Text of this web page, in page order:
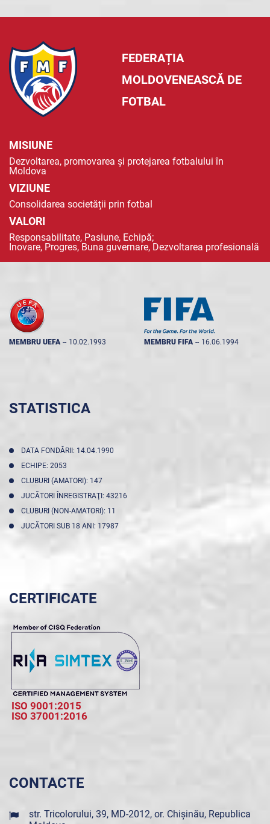
FEDERAȚIA
MOLDOVENEASCĂ DE
FOTBAL
MISIUNE
Dezvoltarea, promovarea și protejarea fotbalului în
Moldova
VIZIUNE
Consolidarea societății prin fotbal
VALORI
Responsabilitate, Pasiune, Echipă;
Inovare, Progres, Buna guvernare, Dezvoltarea profesională
MEMBRU UEFA -- 10.02.1993 MEMBRU FIFA -- 16.06.1994
STATISTICA
DATA FONDĂRII: 14.04.1990
ECHIPE: 2053
CLUBURI (AMATORI): 147
JUCĂTORI ÎNREGISTRAŢI: 43216
CLUBURI (NON-AMATORI): 11
JUCĂTORI SUB 18 ANI: 17987
CERTIFICATE
ISO 9001:2015
ISO 37001:2016
CONTACTE
str. Tricolorului, 39, MD-2012, or. Chișinău, Republica